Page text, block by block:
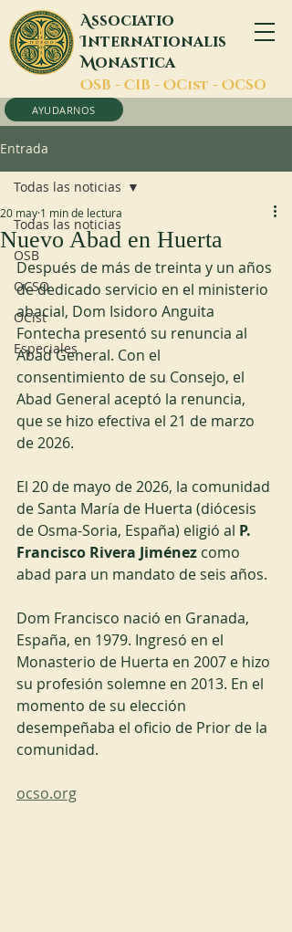
Associatio
Internationalis
Monastica
OSB - CIB - OCist - OCSO
AYUDARNOS
Entrada
Todas las noticias
OSB
OCSO
OCist
Especiales
Todas las noticias
Nuevo Abad en Huerta
20 may 1 min de lectura
Después de más de treinta y un años
de dedicado servicio en el ministerio
abacial, Dom Isidoro Anguita
Fontecha presentó su renuncia al
Abad General. Con el
consentimiento de su Consejo, el
Abad General aceptó la renuncia,
que se hizo efectiva el 21 de marzo
de 2026.
El 20 de mayo de 2026, la comunidad
de Santa María de Huerta (diócesis
de Osma-Soria, España) eligió al P.
Francisco Rivera Jiménez como
abad para un mandato de seis años.
Dom Francisco nació en Granada,
España, en 1979. Ingresó en el
Monasterio de Huerta en 2007 e hizo
su profesión solemne en 2013. En el
momento de su elección
desempeñaba el oficio de Prior de la
comunidad.
ocso.org